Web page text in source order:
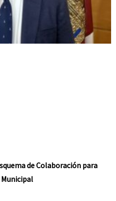
de Colaboración para
Municipal